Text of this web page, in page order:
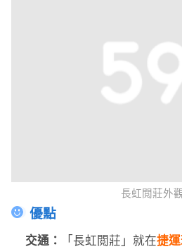
長虹閲莊外
優點
交通： 「長虹閲莊 」就在捷